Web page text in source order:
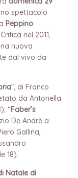
spettacolo
Peppino
nel 2011,
nuova
dal vivo da
”, di Franco
da Antonella
“Faber’s
De Andrè a
Gallina,
18).
Natale di